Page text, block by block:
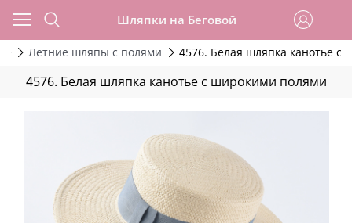
Шляпки на Беговой
Летние шляпы с полями 4576. Белая шляпка канотье
4576. Белая шляпка канотье с широкими полями